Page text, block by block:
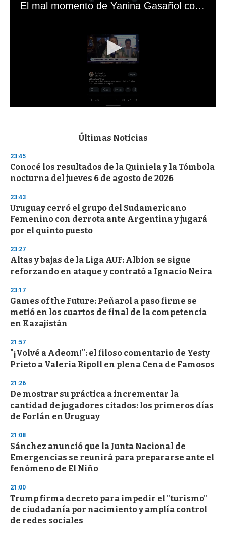
El mal momento de Yanina Gasañol con un hincha argentino en "Subrayado"
s
d
s
o
f
3
s
e
c
o
d
s
Últimas Noticias
23:45
Conocé los resultados de la Quiniela y la Tómbola
nocturna del jueves 6 de agosto de 2026
23:43
Uruguay cerró el grupo del Sudamericano
Femenino con derrota ante Argentina y jugará
por el quinto puesto
23:27
Altas y bajas de la Liga AUF: Albion se sigue
reforzando en ataque y contrató a Ignacio Neira
23:17
Games of the Future: Peñarol a paso firme se
metió en los cuartos de final de la competencia
en Kazajistán
21:57
"¡Volvé a Adeom!": el filoso comentario de Yesty
Prieto a Valeria Ripoll en plena Cena de Famosos
21:26
De mostrar su práctica a incrementar la
cantidad de jugadores citados: los primeros días
de Forlán en Uruguay
21:08
Sánchez anunció que la Junta Nacional de
Emergencias se reunirá para prepararse ante el
fenómeno de El Niño
21:00
Trump firma decreto para impedir el "turismo"
de ciudadanía por nacimiento y amplía control
de redes sociales